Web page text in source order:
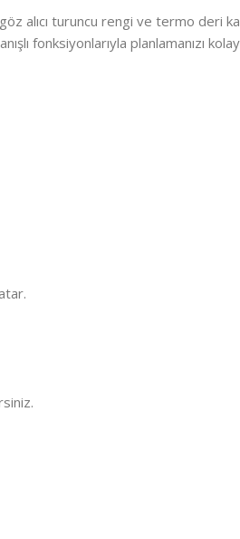
alıcı turuncu rengi ve termo deri
fonksiyonlarıyla planlamanızı